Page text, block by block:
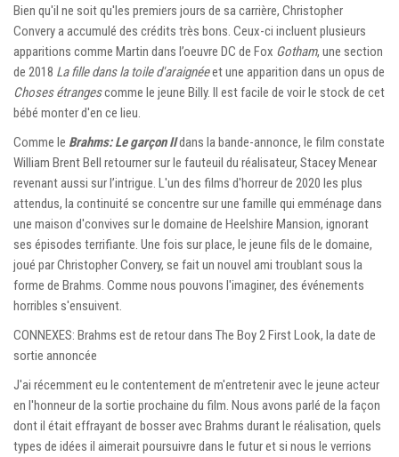
Bien qu'il ne soit qu'les premiers jours de sa carrière, Christopher
Convery a accumulé des crédits très bons. Ceux-ci incluent plusieurs
apparitions comme Martin dans l’oeuvre DC de Fox Gotham, une section
de 2018 La fille dans la toile d'araignéeet une apparition dans un opus de
Choses étrangescomme le jeune Billy. Il est facile de voir le stock de cet
bébé monter d'en ce lieu.
Comme le Brahms:Le garçonIIdans la bande-annonce, le film constate
William Brent Bell retourner sur le fauteuil du réalisateur, Stacey Menear
revenant aussi sur l’intrigue. L'un des films d'horreur de 2020 les plus
attendus, la continuité se concentre sur une famille qui emménage dans
une maison d'convives sur le domaine de Heelshire Mansion, ignorant
ses épisodes terrifiante. Une fois sur place, le jeune fils de le domaine,
joué par Christopher Convery, se fait un nouvel ami troublant sous la
forme de Brahms. Comme nous pouvons l'imaginer, des événements
horribles s'ensuivent.
CONNEXES: Brahms est de retour dans The Boy 2 First Look, la date de
sortie annoncée
J'ai récemment eu le contentement de m'entretenir avec le jeune acteur
en l'honneur de la sortie prochaine du film. Nous avons parlé de la façon
dont il était effrayant de bosser avec Brahms durant le réalisation, quels
types de idées il aimerait poursuivre dans le futur et si nous le verrions